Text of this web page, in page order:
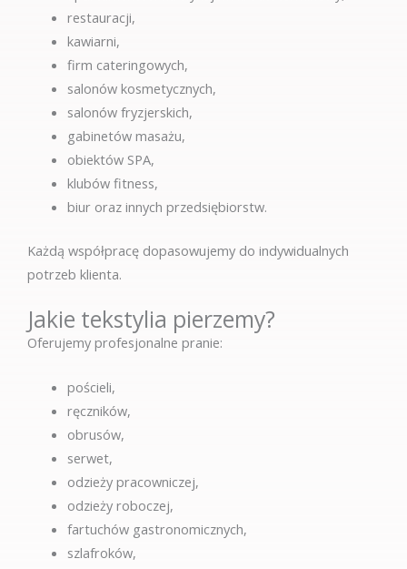
restauracji,
kawiarni,
firm cateringowych,
salonów kosmetycznych,
salonów fryzjerskich,
gabinetów masażu,
obiektów SPA,
klubów fitness,
biur oraz innych przedsiębiorstw.
Każdą współpracę dopasowujemy do indywidualnych
potrzeb klienta.
Jakie tekstylia pierzemy?
Oferujemy profesjonalne pranie:
pościeli,
ręczników,
obrusów,
serwet,
odzieży pracowniczej,
odzieży roboczej,
fartuchów gastronomicznych,
szlafroków,